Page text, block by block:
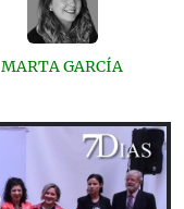
MARTA GARCÍA